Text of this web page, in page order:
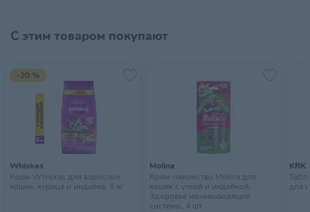
Страна происхождения КИТАЙ
Тип питомца
Условия хранения
Хранить в сухом, хорошо
проветриваемом помещении
С этим товаром покупают
-20 %
Whiskas
Корм Whiskas для взрослых
кошек, курица и индейка, 5 кг
Molina
Крем-лакомство Molina для
кошек с уткой и индейкой,
Здоровье мочевыводящей
системы, 4 шт
для